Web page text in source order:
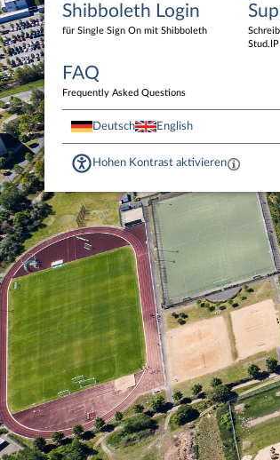
Shibboleth Login
für Single Sign On mit Shibboleth
FAQ
Frequently Asked Questions
Deutsch English
Hohen Kontrast aktivieren